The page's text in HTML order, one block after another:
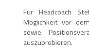
Für Headcoach
Möglichkeit vor
sowie
auszuprobieren.